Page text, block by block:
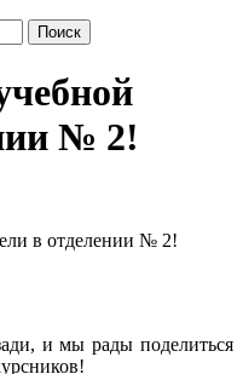
№ 2!
в отделении № 2!
и мы рады поделиться